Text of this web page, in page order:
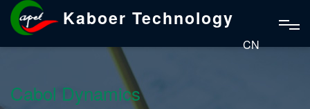
Kaboer Technology
CN
Cabol Dynamics